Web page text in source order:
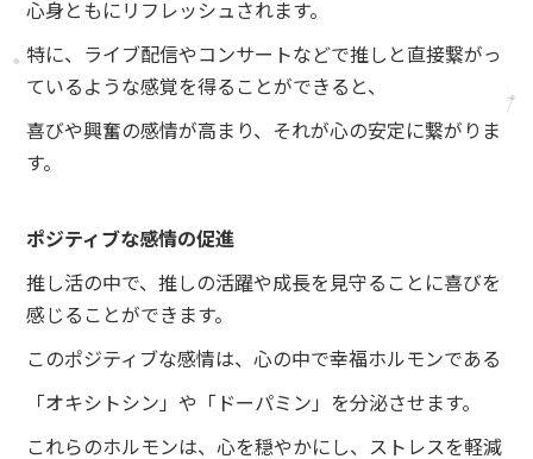
心身ともにリフレッシュされます。
特に、ライブ配信やコンサートなどで推しと直接繋がっ
ているような感覚を得ることができると、
喜びや興奮の感情が高まり、それが心の安定に繋がりま
す。
ポジティブな感情の促進
推し活の中で、推しの活躍や成長を見守ることに喜びを
感じることができます。
このポジティブな感情は、心の中で幸福ホルモンである
「オキシトシン」や「ドーパミン」を分泌させます。
これらのホルモンは、心を穏やかにし、ストレスを軽減